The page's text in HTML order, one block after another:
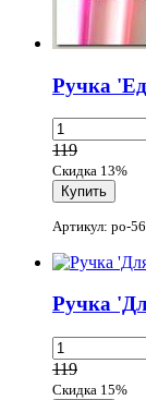
Ручка
119
Скидка 13%
Артикул: po-
Ручка
119
Скидка 15%